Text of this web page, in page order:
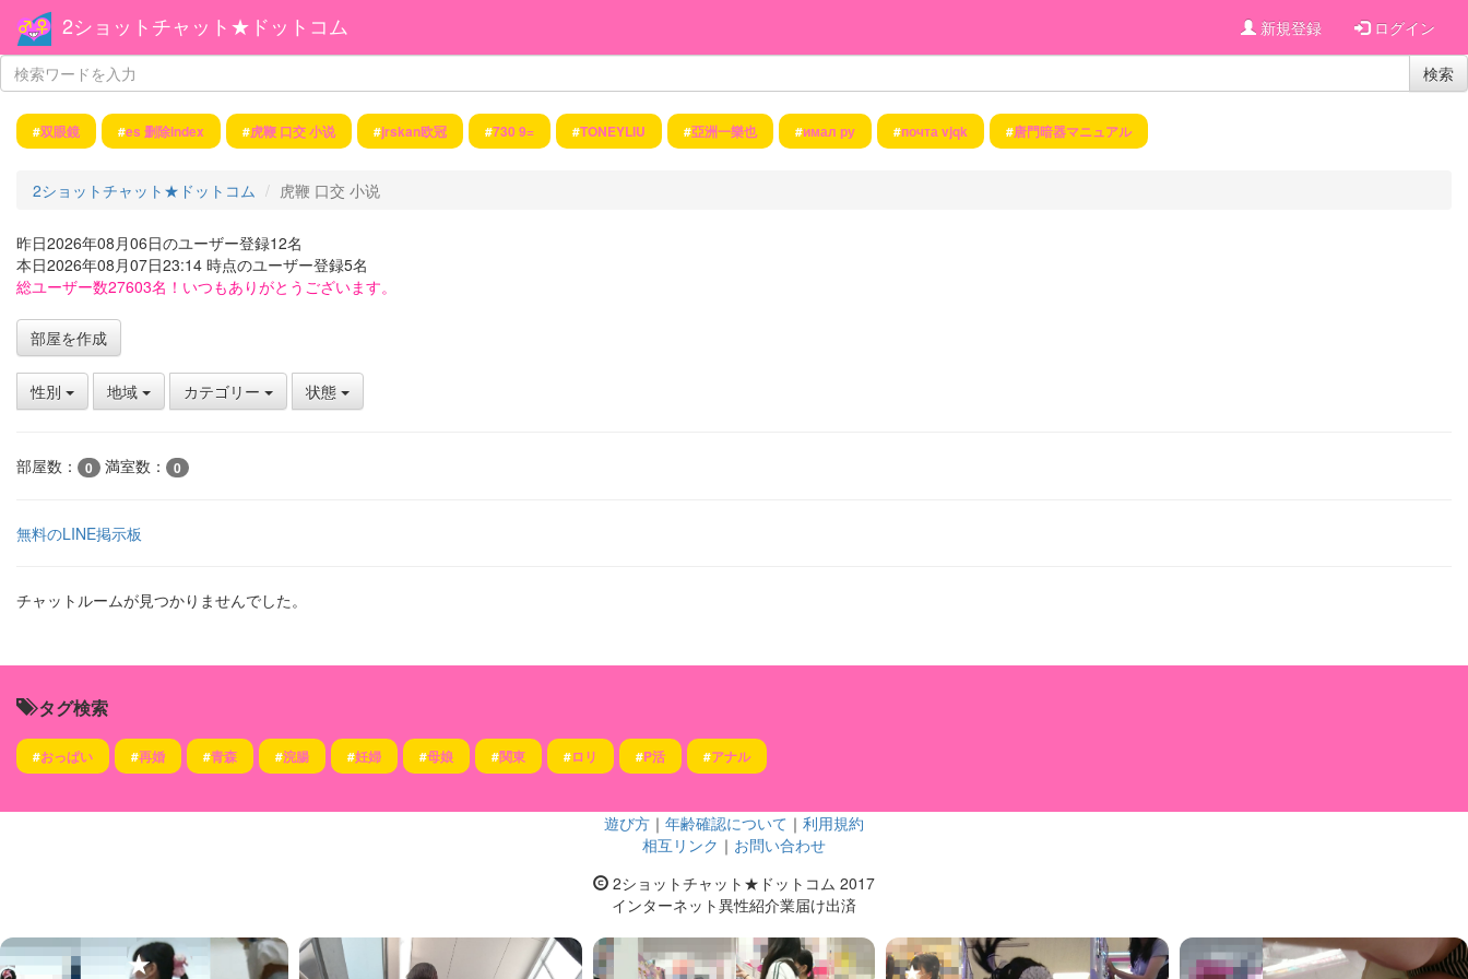
2ショットチャット★ドットコム 新規登録 ログイン
検索
#双眼鏡 #es 删除index #虎鞭 口交 小说 #jrskan欧冠 #730 9= #TONEYLIU #亞洲一樂也 #имал ру #почта vjqk #唐門暗器マニュアル
2ショットチャット★ドットコム 虎鞭 口交 小说
昨日2026年08月06日のユーザー登録12名
本日2026年08月07日23:14 時点のユーザー登録5名
総ユーザー数27603名！いつもありがとうございます。
部屋を作成
性別 地域 カテゴリー 状態
部屋数： 0 満室数： 0
無料のLINE掲示板
チャットルームが見つかりませんでした。
タグ検索
#おっぱい #再婚 #青森 #浣腸 #妊婦 #母娘 #関東 #ロリ #P活 #アナル
遊び方 ｜ 年齢確認について ｜ 利用規約
相互リンク ｜ お問い合わせ
2ショットチャット★ドットコム 2017
インターネット異性紹介業届け出済